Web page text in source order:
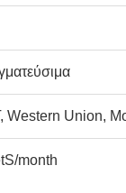
Western Union,
month